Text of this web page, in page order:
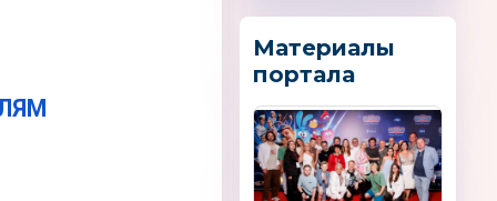
Материалы
портала